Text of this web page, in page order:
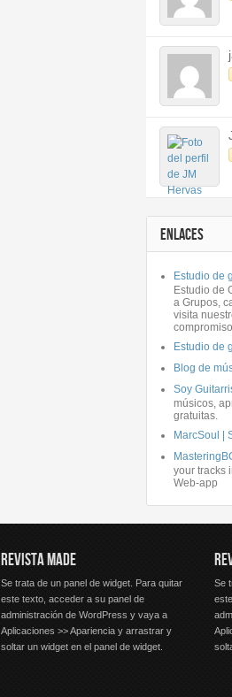
ENLACES
Estudio de
Estudio de
a Grupos,
visita
Estudio de
Blog de
Soy
músicos,
gratuitas.
MarcSoul |
your tracks
Web-app
REVISTA MADE
Se trata de un panel de widget. Para quitar
este texto, acceder a su panel de
administración de WordPress y vaya a
Aplicaciones >> Apariencia y arrastrar y
soltar un widget en el panel de widget.
Se